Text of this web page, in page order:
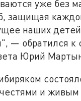
уже без
защищая
наших
— обратился к
Юрий
и живым